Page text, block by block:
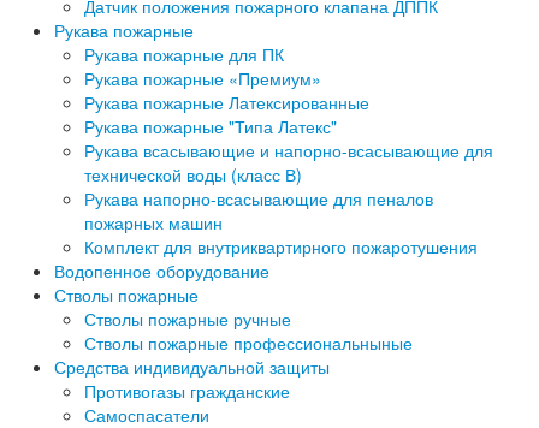
Датчик положения пожарного клапана ДППК
Рукава пожарные
Рукава пожарные для ПК
Рукава пожарные «Премиум»
Рукава пожарные Латексированные
Рукава пожарные "Типа Латекс"
Рукава всасывающие и напорно-всасывающие для
технической воды (класс В)
Рукава напорно-всасывающие для пеналов
пожарных машин
Комплект для внутриквартирного пожаротушения
Водопенное оборудование
Стволы пожарные
Стволы пожарные ручные
Стволы пожарные профессиональныные
Средства индивидуальной защиты
Противогазы гражданские
Самоспасатели